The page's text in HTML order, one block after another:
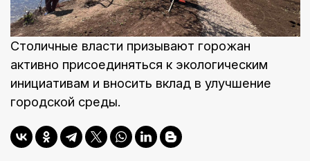
Столичные власти призывают горожан
активно присоединяться к экологическим
инициативам и вносить вклад в улучшение
городской среды.